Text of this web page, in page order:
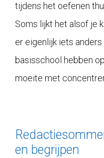
tijdens het oefenen
Soms lijkt het alsof je
er eigenlijk iets
basisschool hebben
moeite met
en begrijpen